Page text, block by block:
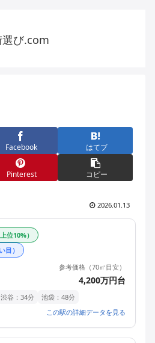
選び.com
Facebook はてブ
Pinterest コピー
2026.01.13
位10%）
目）
参考価格（70㎡目安）
4,200万円台
渋谷：34分
池袋：48分
この駅の詳細データを見る